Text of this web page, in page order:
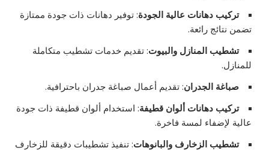
تركيب دهانات عالية الجودة: توفير دهانات ذات جودة ممتازة
تضمن نتائج رائعة.
تشطيب المنازل والبيوت: تقديم خدمات تشطيب متكاملة
للمنازل.
صباغة الجدران: تقديم أعمال صباغة جدران باحترافية.
تركيب دهانات ألوان قطيفة: استخدام ألوان قطيفة ذات جودة
عالية لإضفاء لمسة فاخرة.
تشطيب الزخارف والبانوهات: تنفيذ تشطيبات دقيقة للزخارف